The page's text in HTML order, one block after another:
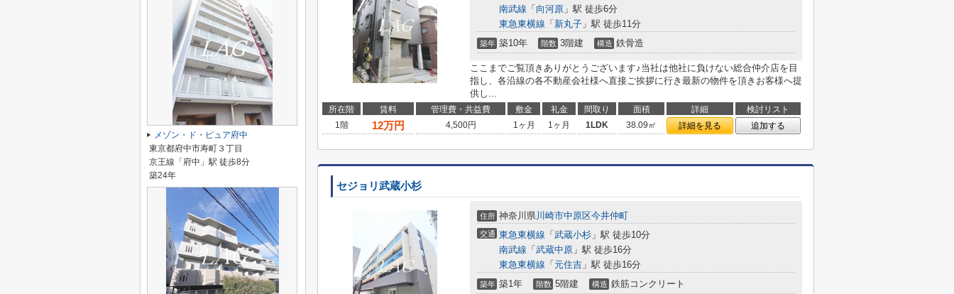
南武線 「 向河原 」駅 徒歩6分
東急東横線 「 新丸子 」駅 徒歩11分
築年 築10年 階数 3階建 構造 鉄骨造
ここまでご覧頂きありがとうございます♪当社は他社に負けない総合仲介店を目
指し、各沿線の各不動産会社様へ直接ご挨拶に行き最新の物件を頂きお客様へ提
供し...
所在階 賃料 管理費・共益費 敷金 礼金 間取り 面積 詳細
検討リスト
1階
12万円 4,500円 1ヶ月 1ヶ月 1LDK 38.09㎡ 詳細を見る 追加する
セジョリ武蔵小杉
住所 神奈川県川崎市中原区今井仲町
交通 東急東横線 「 武蔵小杉 」駅 徒歩10分
南武線 「 武蔵中原 」駅 徒歩16分
東急東横線 「 元住吉 」駅 徒歩16分
築年 築1年 階数 5階建 構造 鉄筋コンクリート
メゾン・ド・ピュア府中
東京都府中市寿町３丁目
京王線「府中」駅 徒歩8分
築24年